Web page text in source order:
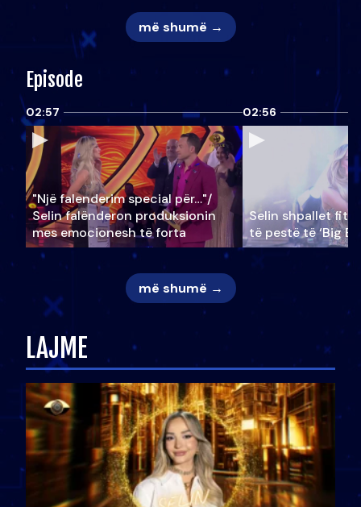
më shumë →
Episode
02:57
"Një falenderim special për…"/
Selin falënderon produksionin
mes emocionesh të forta
02:56
Selin shpallet
të pestë të ‘Big
më shumë →
LAJME